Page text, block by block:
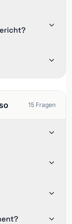
15 Fragen